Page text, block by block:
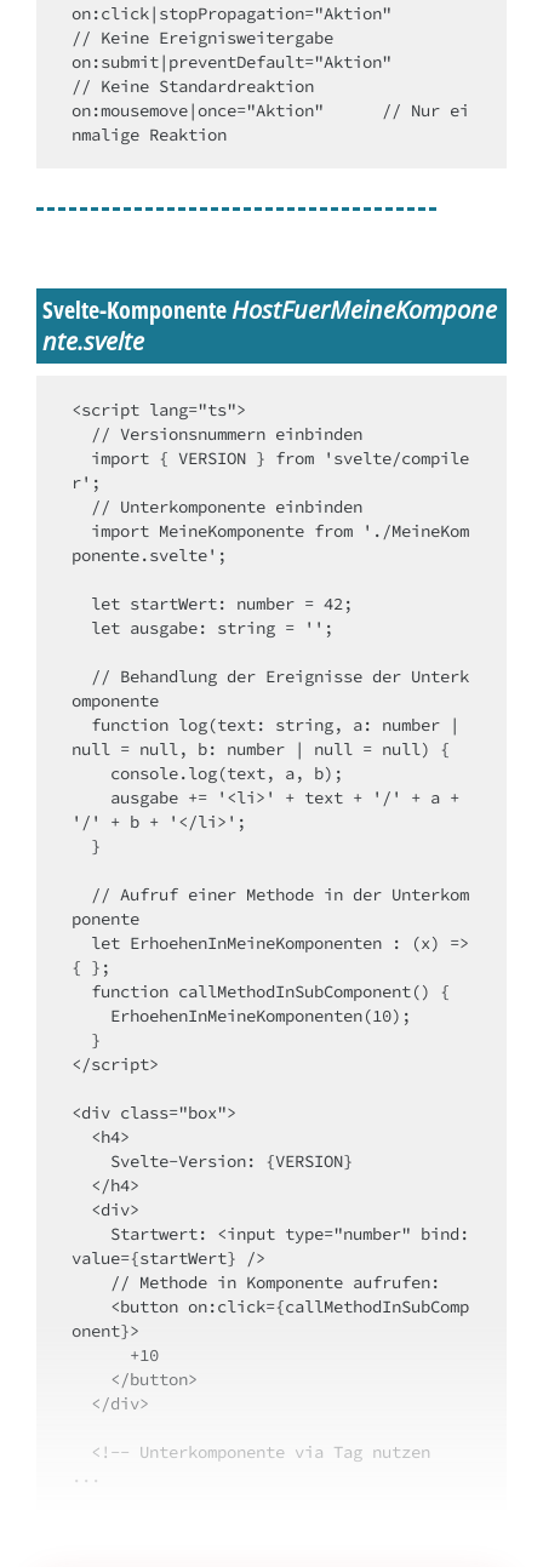
on
// Keine Ereignisweitergabe
on
// Keine Standardreaktion
on
// Nur ei
nmalige Reaktion
Svelte-KomponenteHostFuerMeineKompone
nte.svelte
<script lang="ts"
  // Versionsnummern einbinden
import { VERSION } from
'svelte/compile
r'
  // Unterkomponente einbinden
import MeineKomponente from
'./MeineKom
ponente.svelte' ;
let startWert: number = 42;
let ausgabe: string = '';
omponente
function log(text: string, a: number |
null = null, b: number | null = null) {
    ausgabe +=
'<li>' + text + '/'
'/'
+ b + '</li>' ;
ponente
let ErhoehenInMeineKomponenten : (x) =>
{ };
function callMethodInSubComponent() {
</script>
<div class="box">
    Startwert: <input
type="number" bind :
value={startWert}
    // Methode in Komponente aufrufen:
    <button
on:click={callMethodInSubComp
onent}>
<!-- Unterkomponente via Tag nutzen
...